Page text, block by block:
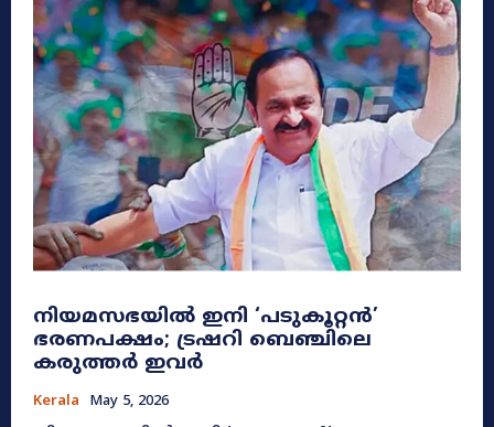
നിയമസഭയിൽ ഇനി ‘പടുകൂറ്റൻ’
ഭരണപക്ഷം; ട്രഷറി ബെഞ്ചിലെ
കരുത്തർ ഇവർ
Kerala May 5, 2026